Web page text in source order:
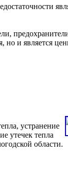
но и является
устранение
утечек тепла
области.